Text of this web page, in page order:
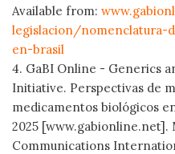
Available from:
legislacion/nomenclatura-
en-brasil
4. GaBI Online - Generics
Initiative. Perspectivas de
medicamentos biológicos
2025 [www.gabionline.net].
Communications